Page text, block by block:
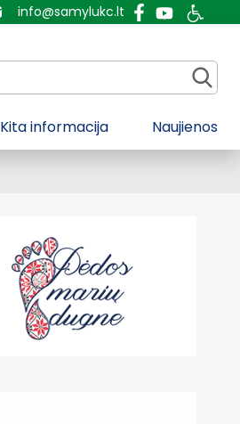
info@samylukc.lt
Kita informacija Naujienos